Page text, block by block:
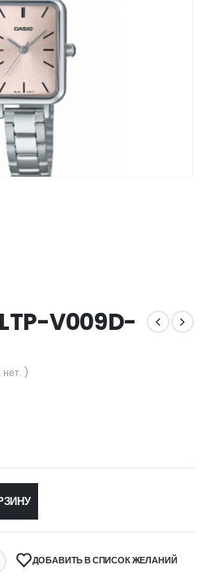
V009D-
нет. )
ДОБАВИТЬ В СПИСОК ЖЕЛАНИЙ